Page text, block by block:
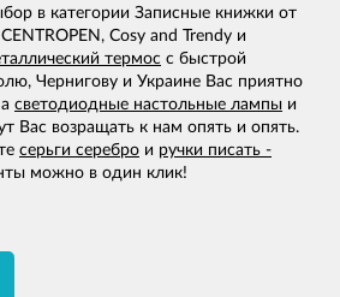
в категории Записные книжки от
Cosy and Trendy и
термос с быстрой
Чернигову и Украине Вас приятно
светодиодные настольные лампы и
Вас возращать к нам опять и опять.
серьги серебро и ручки писать -
можно в один клик!